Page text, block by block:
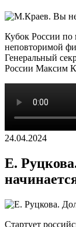
Кубок России по
неповторимой
Генеральный
России Максим
24.04.2024
Е.
Стартует